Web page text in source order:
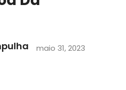
maio 31, 2023